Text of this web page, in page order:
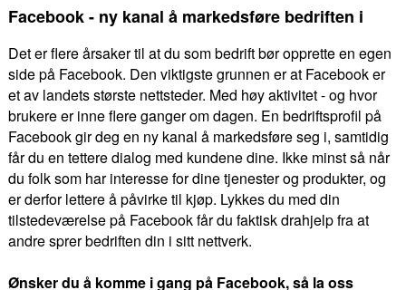
Facebook - ny kanal å markedsføre bedriften i
Det er flere årsaker til at du som bedrift bør opprette en egen
side på Facebook. Den viktigste grunnen er at Facebook er
et av landets største nettsteder. Med høy aktivitet - og hvor
brukere er inne flere ganger om dagen. En bedriftsprofil på
Facebook gir deg en ny kanal å markedsføre seg i, samtidig
får du en tettere dialog med kundene dine. Ikke minst så når
du folk som har interesse for dine tjenester og produkter, og
er derfor lettere å påvirke til kjøp. Lykkes du med din
tilstedeværelse på Facebook får du faktisk drahjelp fra at
andre sprer bedriften din i sitt nettverk.
Ønsker du å komme i gang på Facebook, så la oss